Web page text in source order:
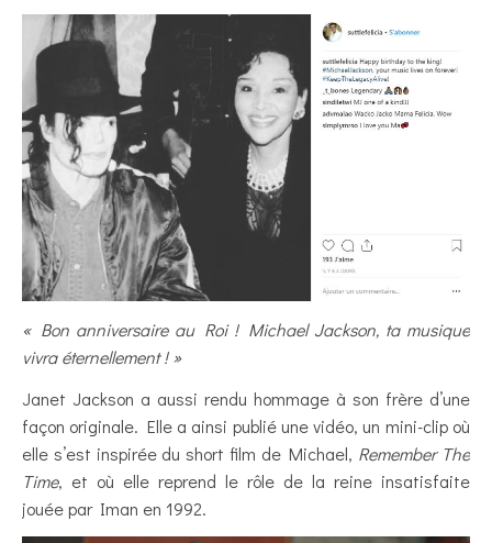
« Bon anniversaire au Roi ! Michael Jackson, ta musique
vivra éternellement ! »
Janet Jackson a aussi rendu hommage à son frère d’une
façon originale. Elle a ainsi publié une vidéo, un mini-clip où
elle s’est inspirée du short film de Michael, Remember The
Time, et où elle reprend le rôle de la reine insatisfaite
jouée par Iman en 1992.